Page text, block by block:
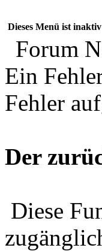
Dieses Menü ist inaktiv
Forum
Ein
Fehler
Der
Diese